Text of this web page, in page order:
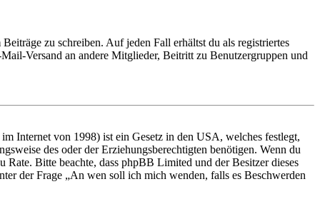
zu schreiben. Auf jeden Fall erhältst du als registriertes
Versand an andere Mitglieder, Beitritt zu Benutzergruppen und
Internet von 1998) ist ein Gesetz in den USA, welches festlegt,
des oder der Erziehungsberechtigten benötigen. Wenn du
Bitte beachte, dass phpBB Limited und der Besitzer dieses
der Frage „An wen soll ich mich wenden, falls es Beschwerden